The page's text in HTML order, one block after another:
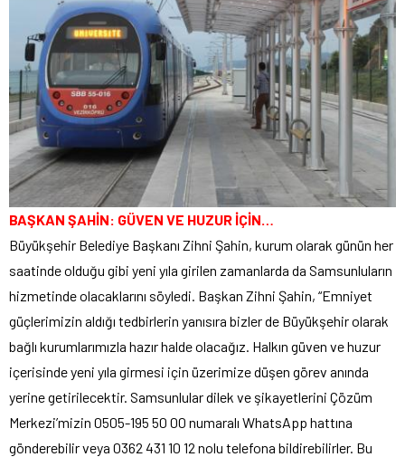
BAŞKAN ŞAHİN: GÜVEN VE HUZUR İÇİN…
Büyükşehir Belediye Başkanı Zihni Şahin, kurum olarak günün her
saatinde olduğu gibi yeni yıla girilen zamanlarda da Samsunluların
hizmetinde olacaklarını söyledi. Başkan Zihni Şahin, “Emniyet
güçlerimizin aldığı tedbirlerin yanısıra bizler de Büyükşehir olarak
bağlı kurumlarımızla hazır halde olacağız. Halkın güven ve huzur
içerisinde yeni yıla girmesi için üzerimize düşen görev anında
yerine getirilecektir. Samsunlular dilek ve şikayetlerini Çözüm
Merkezi’mizin 0505-195 50 00 numaralı WhatsApp hattına
gönderebilir veya 0362 431 10 12 nolu telefona bildirebilirler. Bu